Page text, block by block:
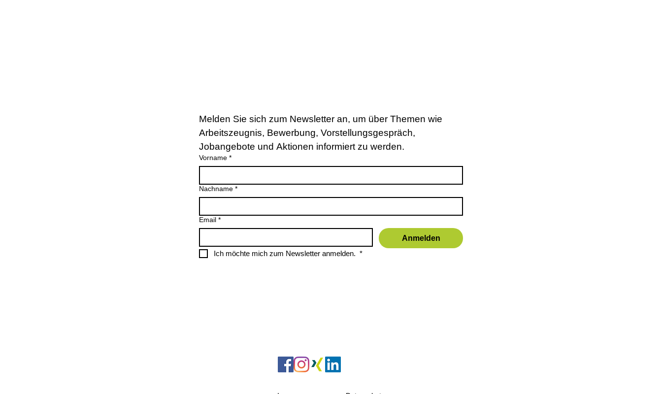
Melden Sie sich zum Newsletter an, um über Themen wie
Arbeitszeugnis, Bewerbung, Vorstellungsgespräch,
Jobangebote und Aktionen informiert zu werden.
Vorname *
Nachname *
Email *
Anmelden
Ich möchte mich zum Newsletter anmelden. *